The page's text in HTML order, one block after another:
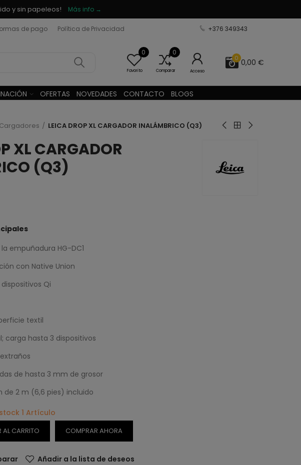
y sin papeleos! Más info →
de pago Política de Privacidad +376 349343
0
Favorito
0
Comparar Acceso
0 0,00 €
OFERTAS NOVEDADES CONTACTO BLOGS
Cargadores LEICA DROP XL CARGADOR INALÁMBRICO (Q3)
XL CARGADOR
(Q3)
empuñadura HG-DC1
con Native Union
Qi
textil
carga hasta 3 dispositivos
de hasta 3 mm de grosor
de 2 m (6,6 pies) incluido
1 Artículo
AL CARRITO COMPRAR AHORA
Añadir a la lista de deseos